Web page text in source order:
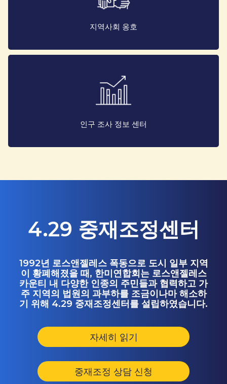
지역사회 옹호
인구 조사 정보 센터
4.29 중재조정센터
1992년 로스앤젤레스 폭동으로 도시 일부 지역
이 황폐해졌을 때, 한미연합회는 로스앤젤레스
카운티 내 다양한 인종의 주민들과 협력하고 가
주 지역의 법원의 과부하를 조금이나마 해소하
기 위해 4.29 중재조정센터를 설립하였습니다.
자세히 읽기
중재조정 상담 신청